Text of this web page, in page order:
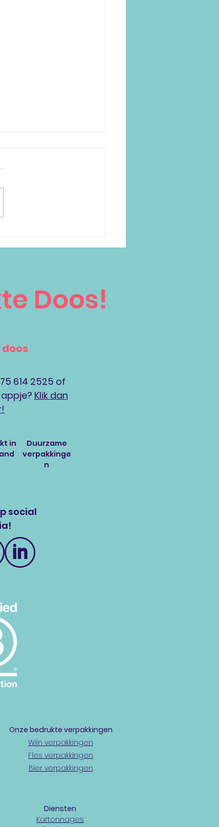
bedrukte
Doos!
614 2525 of
Klik dan
in
Duurzame
verpakkinge
n
social
Onze bedrukte verpakkingen
Wijn verpakkingen
Fles verpakkingen
Bier verpakkingen
Diensten
Kartonnages